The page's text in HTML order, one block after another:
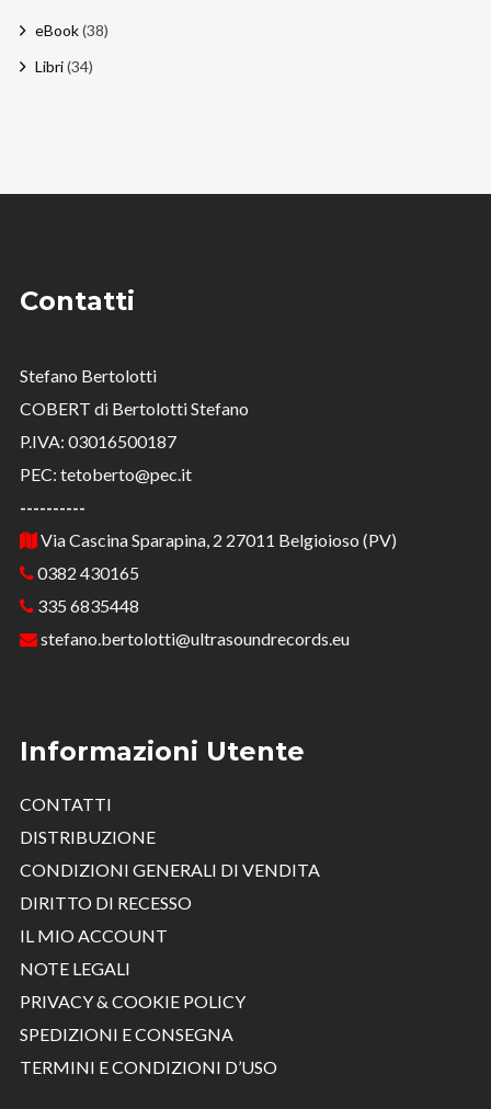
eBook(38)
Libri(34)
Contatti
Stefano Bertolotti
COBERT di Bertolotti Stefano
P.IVA: 03016500187
PEC: tetoberto@pec.it
----------
Via Cascina Sparapina, 2 27011 Belgioioso (PV)
0382 430165
335 6835448
stefano.bertolotti@ultrasoundrecords.eu
Informazioni Utente
CONTATTI
DISTRIBUZIONE
CONDIZIONI GENERALI DI VENDITA
DIRITTO DI RECESSO
IL MIO ACCOUNT
NOTE LEGALI
PRIVACY & COOKIE POLICY
SPEDIZIONI E CONSEGNA
TERMINI E CONDIZIONI D’USO